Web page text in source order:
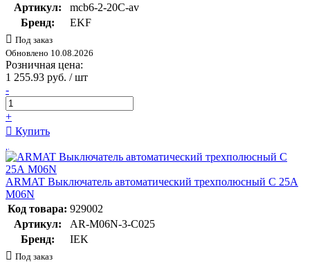
Артикул:
mcb6-2-20C-av
Бренд:
EKF
Под заказ
Обновлено 10.08.2026
Розничная цена:
1 255.93 руб. / шт
-
+
Купить
ARMAT Выключатель автоматический трехполюсный C 25А
M06N
Код товара: 929002
Артикул:
AR-M06N-3-C025
Бренд:
IEK
Под заказ